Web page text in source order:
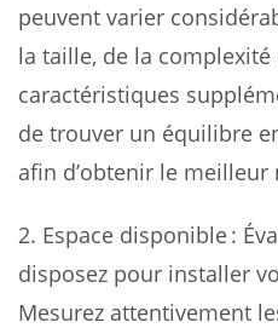
peuvent varier
la taille, de la complexité
caractéristiques
de trouver un équilibre
afin d’obtenir le
2. Espace disponible :
disposez pour installer
Mesurez attentivement